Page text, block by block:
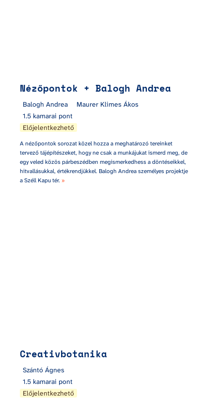
Nézőpontok + Balogh Andrea
Balogh Andrea
Maurer Klimes Ákos
1.5 kamarai pont
Előjelentkezhető
A nézőpontok sorozat közel hozza a meghatározó tereinket
tervező tájépítészeket, hogy ne csak a munkájukat ismerd meg, de
egy veled közös párbeszédben megismerkedhess a döntéseikkel,
hitvallásukkal, értékrendjükkel. Balogh Andrea személyes projektje
a Széll Kapu tér. »
Creativbotanika
Szántó Ágnes
1.5 kamarai pont
Előjelentkezhető